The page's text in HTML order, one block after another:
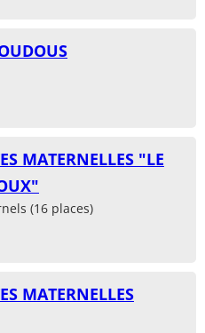
MATERNELLES "LE
(16 places)
MATERNELLES